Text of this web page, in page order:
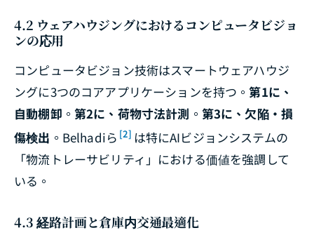
4.2 ウェアハウジングにおけるコンピュータビジョ
ンの応用
コンピュータビジョン技術はスマートウェアハウジ
ングに3つのコアアプリケーションを持つ。第1に、
自動棚卸 。 第2に、荷物寸法計測 。 第3に、欠陥・損
傷検出 。Belhadiら [2] は特にAIビジョンシステムの
「物流トレーサビリティ」における価値を強調して
いる。
4.3 経路計画と倉庫内交通最適化